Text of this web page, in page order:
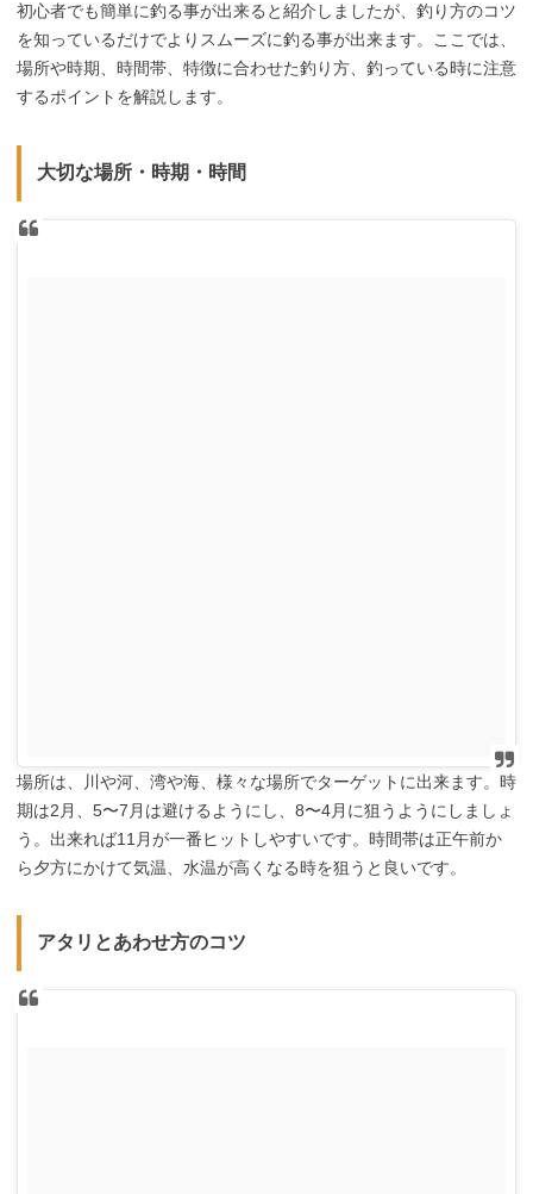
初心者でも簡単に釣る事が出来ると紹介しましたが、釣り方のコツ
を知っているだけでよりスムーズに釣る事が出来ます。ここでは、
場所や時期、時間帯、特徴に合わせた釣り方、釣っている時に注意
するポイントを解説します。
大切な場所・時期・時間
場所は、川や河、湾や海、様々な場所でターゲットに出来ます。時
期は2月、5〜7月は避けるようにし、8〜4月に狙うようにしましょ
う。出来れば11月が一番ヒットしやすいです。時間帯は正午前か
ら夕方にかけて気温、水温が高くなる時を狙うと良いです。
アタリとあわせ方のコツ